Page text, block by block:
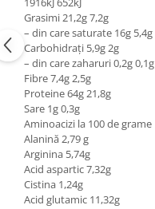
Grasimi 21,2g 7,2g
– din care saturate 16g 5,4g
Carbohidrați 5,9g 2g
– din care zaharuri 0,2g 0,1g
Fibre 7,4g 2,5g
Proteine 64g 21,8g
Sare 1g 0,3g
Aminoacizi la 100 de grame
Alanină 2,79 g
Arginina 5,74g
Acid aspartic 7,32g
Cistina 1,24g
Acid glutamic 11,32g